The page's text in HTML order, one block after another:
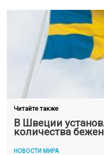
Читайте также
В Швеции
количества
НОВОСТИ МИРА